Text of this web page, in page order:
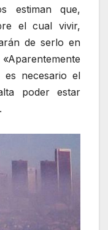
estiman que,
el cual vivir,
de serlo en
necesario el
poder estar